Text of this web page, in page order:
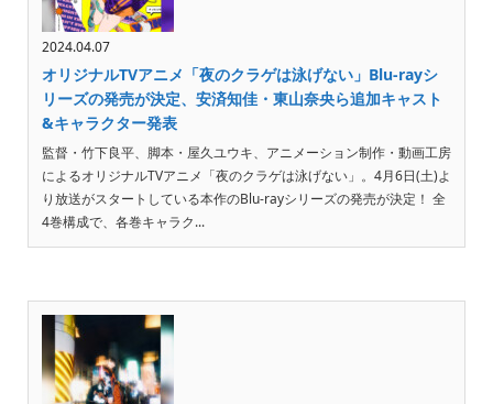
2024.04.07
オリジナルTVアニメ「夜のクラゲは泳げない」Blu-rayシ
リーズの発売が決定、安済知佳・東山奈央ら追加キャスト
&キャラクター発表
監督・竹下良平、脚本・屋久ユウキ、アニメーション制作・動画工房
によるオリジナルTVアニメ「夜のクラゲは泳げない」。4月6日(土)よ
り放送がスタートしている本作のBlu-rayシリーズの発売が決定！ 全
4巻構成で、各巻キャラク...